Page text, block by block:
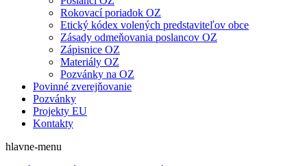
Rokovací poriadok OZ
Etický kódex volených predstaviteľov obce
Zásady odmeňovania poslancov OZ
Zápisnice OZ
Materiály OZ
Pozvánky na OZ
Povinné zverejňovanie
Pozvánky
Projekty EU
Kontakty
hlavne-menu